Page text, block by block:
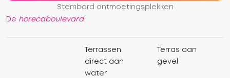
Stembord ontmoetingsplekken
De horecaboulevard
Terrassen
direct aan
water
Terras aan
gevel